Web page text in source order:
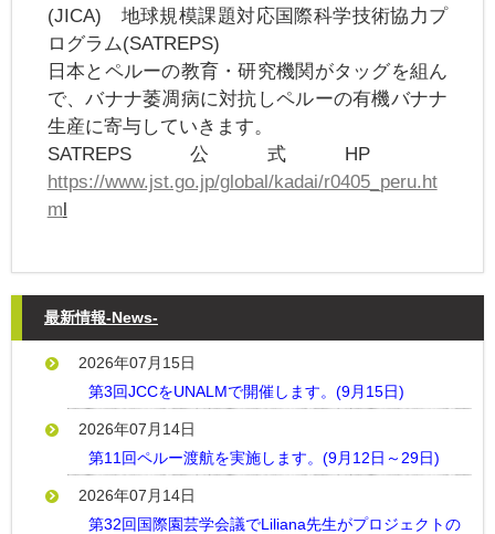
(JICA) 地球規模課題対応国際科学技術協力プ
ログラム(SATREPS)
日本とペルーの教育・研究機関がタッグを組ん
で、バナナ萎凋病に対抗しペルーの有機バナナ
生産に寄与していきます。
SATREPS公式HP
https://www.jst.go.jp/global/kadai/r0405_peru.ht
ml
最新情報-News-
2026年07月15日
第3回JCCをUNALMで開催します。(9月15日)
2026年07月14日
第11回ペルー渡航を実施します。(9月12日～29日)
2026年07月14日
第32回国際園芸学会議でLiliana先生がプロジェクトの